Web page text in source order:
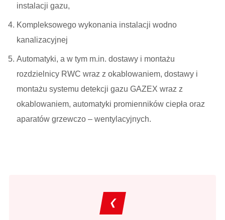
instalacji gazu,
Kompleksowego wykonania instalacji wodno
kanalizacyjnej
Automatyki, a w tym m.in. dostawy i montażu
rozdzielnicy RWC wraz z okablowaniem, dostawy i
montażu systemu detekcji gazu GAZEX wraz z
okablowaniem, automatyki promienników ciepła oraz
aparatów grzewczo – wentylacyjnych.